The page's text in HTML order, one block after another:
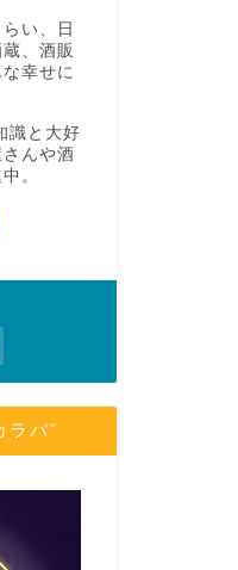
い、日
、酒販
幸せに
識と大好
んや酒
。
ラバ”